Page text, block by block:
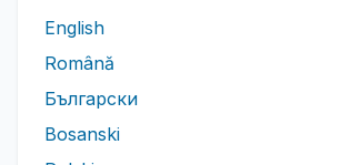
English
Română
Български
Bosanski